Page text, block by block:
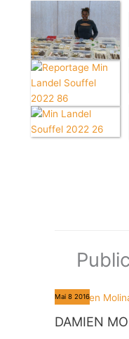
Mai 8 2016
DAMIEN